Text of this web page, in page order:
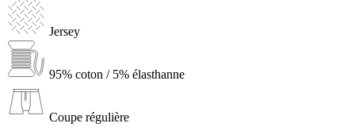
Jersey
95% coton / 5% élasthanne
Coupe régulière